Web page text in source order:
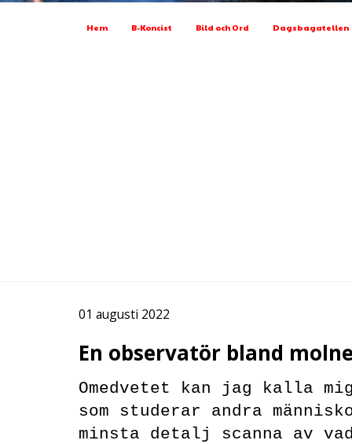
Hem B-Koncist Bild och Ord Dagsbagatellen
01 augusti 2022
En observatör bland
Omedvetet kan jag kalla
som studerar andra
minsta detalj scanna av